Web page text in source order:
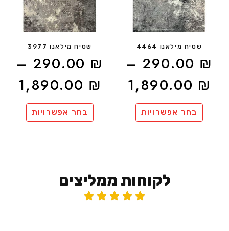
שטיח מילאנו 4464
290.00 ₪
–
1,890.00 ₪
בחר אפשרויות
שטיח מילאנו 3977
290.00 ₪
–
1,890.00 ₪
בחר אפשרויות
לקוחות ממליצים




